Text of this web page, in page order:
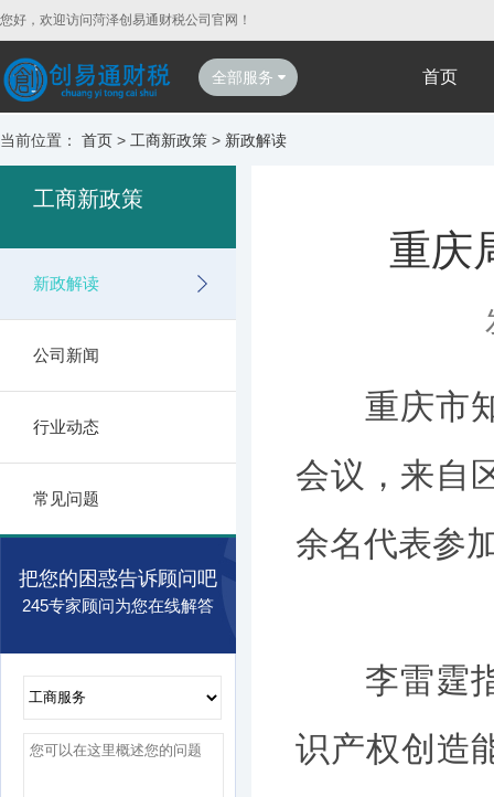
您好，欢迎访问菏泽创易通财税公司官网！
全部服务 首页
当前位置： 首页 > 工商新政策 > 新政解读
工商新政策
新政解读
公司新闻
行业动态
常见问题
把您的困惑告诉顾问吧
245专家顾问为您在线解答
重庆
重庆市知
会议，来自
余名代表参
李雷霆指
识产权创造